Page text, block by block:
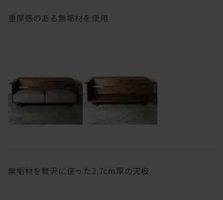
重厚感のある無垢材を使用
無垢材を贅沢に使った2.7cm厚の天板